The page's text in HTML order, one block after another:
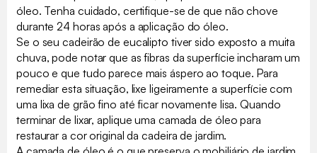
óleo. Tenha cuidado, certifique-se de que não chove
durante 24 horas após a aplicação do óleo.
Se o seu cadeirão de eucalipto tiver sido exposto a muita
chuva, pode notar que as fibras da superfície incharam um
pouco e que tudo parece mais áspero ao toque. Para
remediar esta situação, lixe ligeiramente a superfície com
uma lixa de grão fino até ficar novamente lisa. Quando
terminar de lixar, aplique uma camada de óleo para
restaurar a cor original da cadeira de jardim.